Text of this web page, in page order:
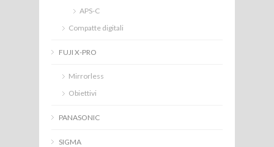
APS-C
Compatte digitali
FUJI X-PRO
Mirrorless
Obiettivi
PANASONIC
SIGMA